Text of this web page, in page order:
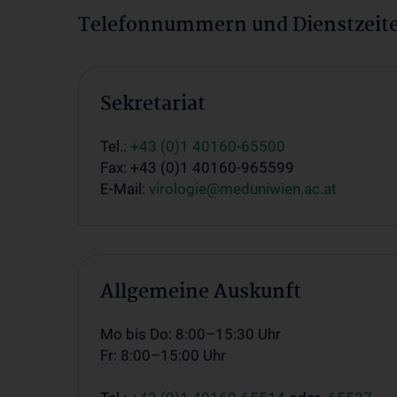
Telefonnummern und
Sekretariat
Tel.: +43 (0)1 40160-65500
Fax: +43 (0)1 40160-965599
E-Mail: virologie@meduniwien.ac.at
Allgemeine Auskunft
Mo bis Do: 8:00–15:30 Uhr
Fr: 8:00–15:00 Uhr